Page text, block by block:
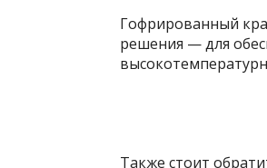
Гофрированный
решения — для
Также стоит